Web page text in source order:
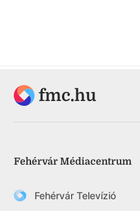
fmc.hu
Fehérvár Médiacentrum
Fehérvár Televízió